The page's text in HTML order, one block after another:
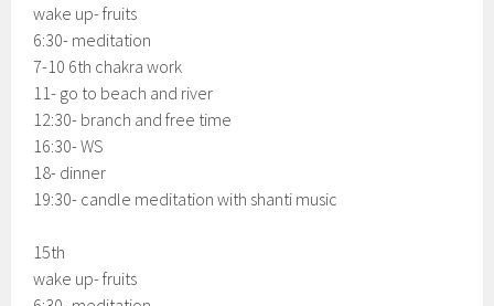
wake up- fruits
6:30- meditation
7-10 6th chakra work
11- go to beach and river
12:30- branch and free time
16:30- WS
18- dinner
19:30- candle meditation with shanti music
15th
wake up- fruits